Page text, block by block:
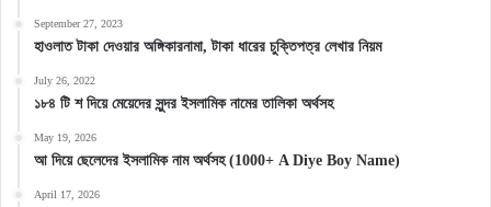
September 27, 2023
হাওলাত টাকা দেওয়ার অঙ্গিকারনামা, টাকা ধারের চুক্তিপত্র লেখার নিয়ম
July 26, 2022
১৮৪ টি শ দিয়ে মেয়েদের সুন্দর ইসলামিক নামের তালিকা অর্থসহ
May 19, 2026
আ দিয়ে ছেলেদের ইসলামিক নাম অর্থসহ (1000+ A Diye Boy Name)
April 17, 2026